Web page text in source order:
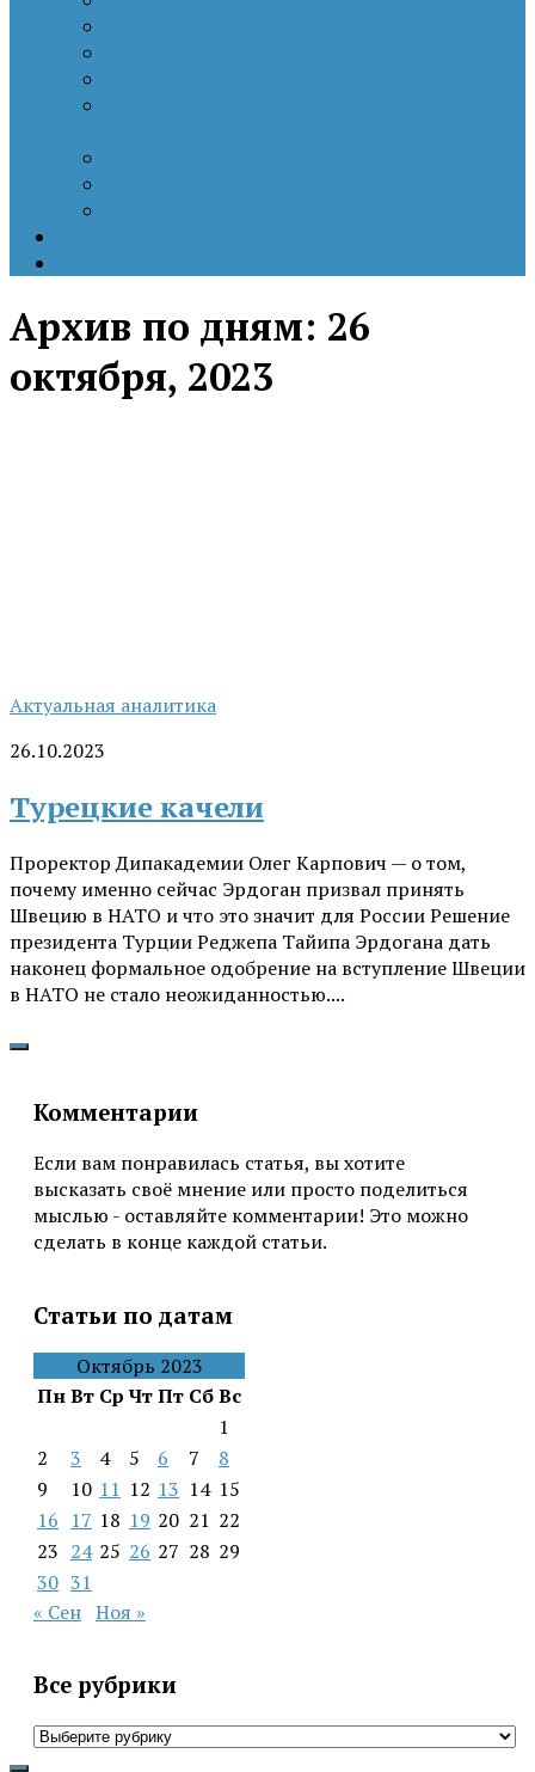
Архив по дням: 26
октября, 2023
Актуальная аналитика
26.10.2023
Турецкие качели
Проректор Дипакадемии Олег Карпович — о том,
почему именно сейчас Эрдоган призвал принять
Швецию в НАТО и что это значит для России Решение
президента Турции Реджепа Тайипа Эрдогана дать
наконец формальное одобрение на вступление Швеции
в НАТО не стало неожиданностью....
Комментарии
Если вам понравилась статья, вы хотите
высказать своё мнение или просто поделиться
мыслью - оставляйте комментарии! Это можно
сделать в конце каждой статьи.
Статьи по датам
Октябрь 2023
ПнВт Ср ЧтПт СбВс
1
2
3 4 5 6 7
8
9
10 11 12 13 14 15
16 17 18 19 20 21 22
23 24 25 26 27 28 29
30 31
« Сен Ноя »
Все рубрики
Все